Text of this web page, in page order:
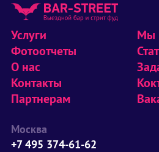
Услуги
Фотоотчеты
О нас
Контакты
Партнерам
Мы
Москва
+7 495 374-61-62